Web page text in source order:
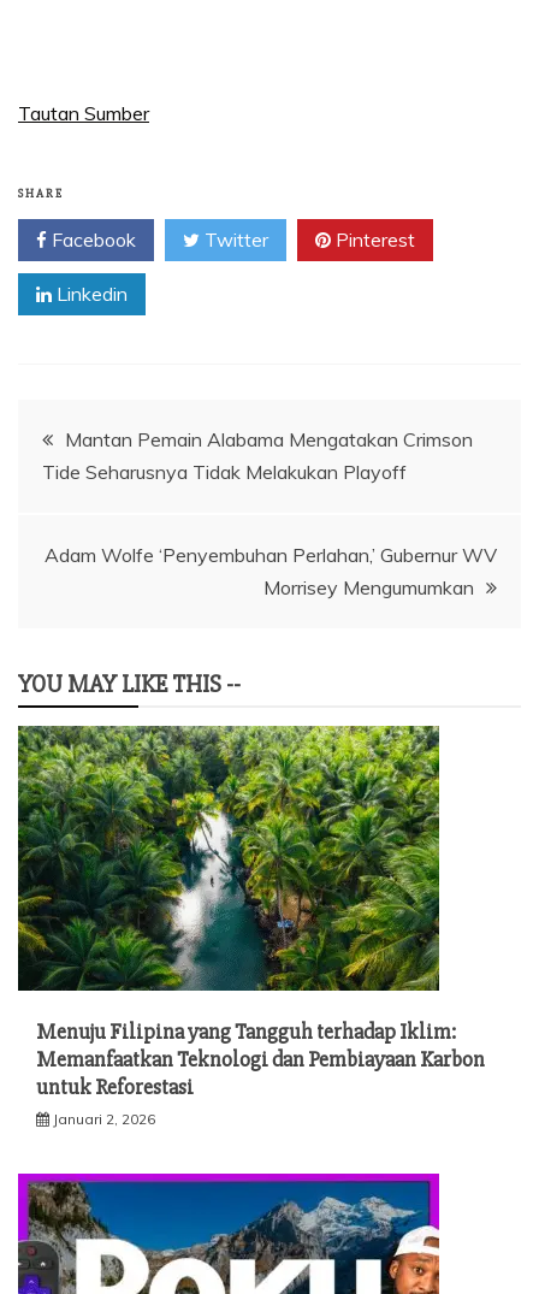
Tautan Sumber
SHARE
Facebook Twitter Pinterest
Linkedin
Navigasi
pos
Mantan Pemain Alabama Mengatakan Crimson
Tide Seharusnya Tidak Melakukan Playoff
Adam Wolfe ‘Penyembuhan Perlahan,’ Gubernur WV
Morrisey Mengumumkan
YOU MAY LIKE THIS --
Menuju Filipina yang Tangguh terhadap Iklim:
Memanfaatkan Teknologi dan Pembiayaan Karbon
untuk Reforestasi
Januari 2, 2026